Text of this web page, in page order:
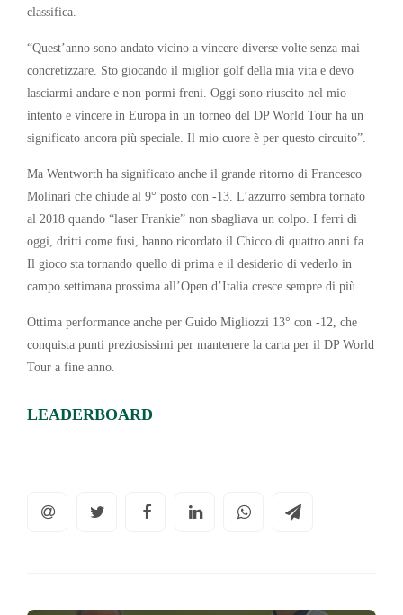
classifica.
“Quest’anno sono andato vicino a vincere diverse volte senza mai
concretizzare. Sto giocando il miglior golf della mia vita e devo
lasciarmi andare e non pormi freni. Oggi sono riuscito nel mio
intento e vincere in Europa in un torneo del DP World Tour ha un
significato ancora più speciale. Il mio cuore è per questo circuito”.
Ma Wentworth ha significato anche il grande ritorno di Francesco
Molinari che chiude al 9° posto con -13. L’azzurro sembra tornato
al 2018 quando “laser Frankie” non sbagliava un colpo. I ferri di
oggi, dritti come fusi, hanno ricordato il Chicco di quattro anni fa.
Il gioco sta tornando quello di prima e il desiderio di vederlo in
campo settimana prossima all’Open d’Italia cresce sempre di più.
Ottima performance anche per Guido Migliozzi 13° con -12, che
conquista punti preziosissimi per mantenere la carta per il DP World
Tour a fine anno.
LEADERBOARD